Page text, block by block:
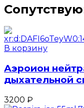
В корзину
Аэроион
дыхательной
3200 ₽